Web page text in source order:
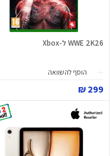
WWE 2K26 ל-Xbox
הוסף להשוואה
299 ₪